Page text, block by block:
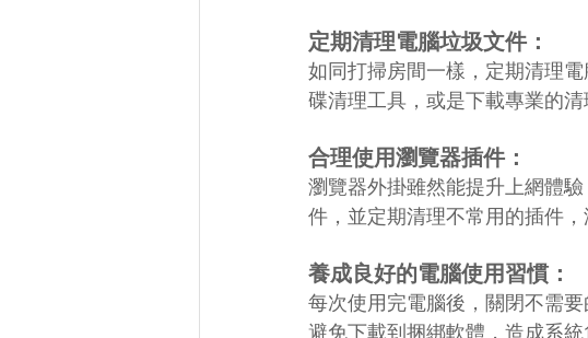
定期清理電腦垃圾文件：
如同打掃房間一樣，定期清理
碟清理工具，或是下載專業的
合理使用瀏覽器插件：
瀏覽器外掛雖然能提升上網體
件，並定期清理不常用的插件，
養成良好的電腦使用習慣：
每次使用完電腦後，關閉不需